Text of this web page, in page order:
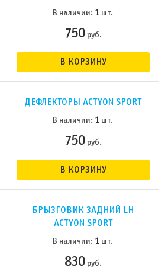
В наличии: 1 шт.
750руб.
В КОРЗИНУ
ДЕФЛЕКТОРЫ ACTYON SPORT
В наличии: 1 шт.
750руб.
В КОРЗИНУ
БРЫЗГОВИК ЗАДНИЙ LH
ACTYON SPORT
В наличии: 1 шт.
830руб.